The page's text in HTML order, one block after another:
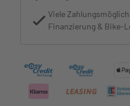
Viele
Finanzierung & Bike-